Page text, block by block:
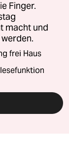
Finger.
macht und
frei Haus